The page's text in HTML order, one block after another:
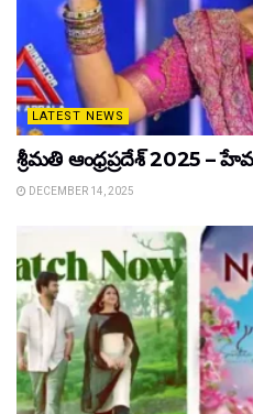
LATEST NEWS
శ్రీమతి ఆంధ్రప్రదేశ్ 2025 –
DECEMBER 14, 2025